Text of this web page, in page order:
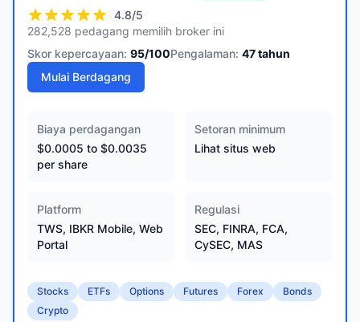
4.8/5
282,528 pedagang memilih broker ini
Skor kepercayaan: 95/100Pengalaman: 47tahun
Mulai Berdagang
Biaya perdagangan
$0.0005 to $0.0035
per share
Setoran minimum
Lihat situs web
Platform
TWS, IBKR Mobile, Web
Portal
Regulasi
SEC, FINRA, FCA,
CySEC, MAS
Stocks ETFs Options Futures Forex
Bonds
Crypto